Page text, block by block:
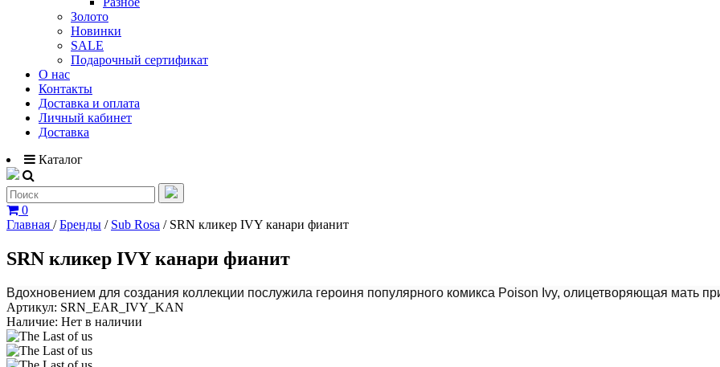
Золото
Новинки
SALE
Подарочный сертификат
О нас
Контакты
Доставка и оплата
Личный кабинет
Доставка
Каталог
0
Главная /Бренды / Sub Rosa / SRN кликер IVY канари фианит
SRN кликер IVY канари фианит
Вдохновением для создания коллекции послужила героиня популярного комикса Poison Ivy, олицетворяющая мать
Артикул: SRN_EAR_IVY_KAN
Наличие: Нет в наличии